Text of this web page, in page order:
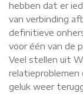
hebben dat er
van verbinding
definitieve
voor één van de
Veel stellen uit
relatieproblemen
geluk weer